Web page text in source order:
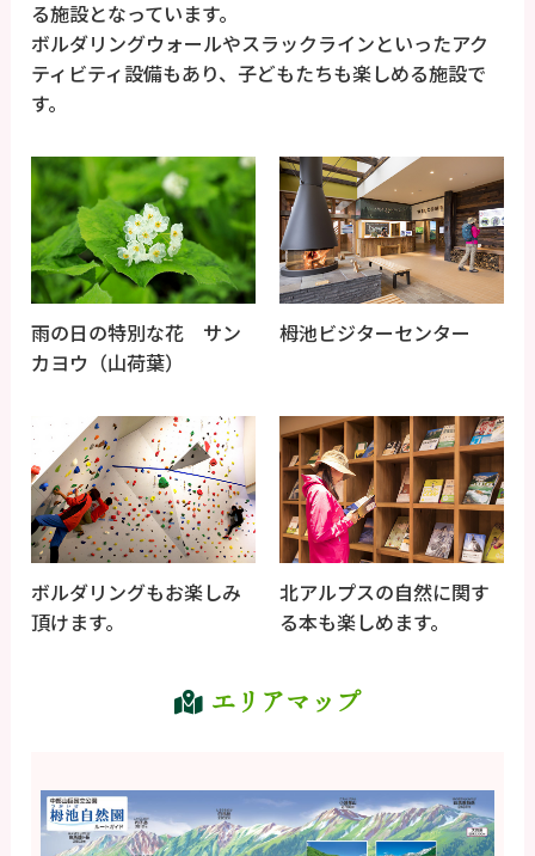
る施設となっています。
ボルダリングウォールやスラックラインといったアク
ティビティ設備もあり、子どもたちも楽しめる施設で
す。
雨の日の特別な花 サン
カヨウ（山荷葉）
栂池ビジターセンター
ボルダリングもお楽しみ
頂けます。
北アルプスの自然に関す
る本も楽しめます。
エリアマップ